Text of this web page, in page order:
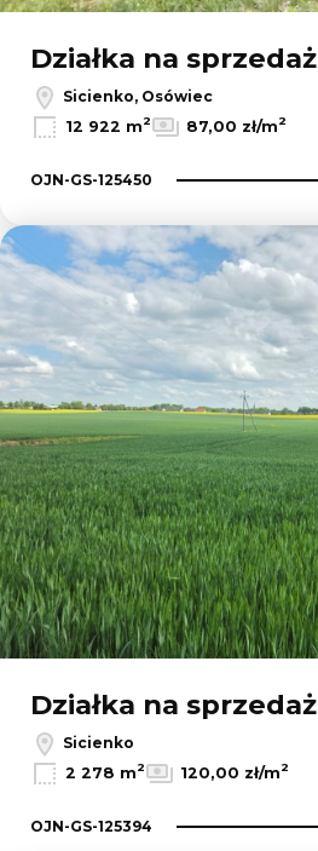
Działka na sprzedaż
Sicienko, Osówiec
12 922 m2 87,00 zł/m2
OJN-GS-125450
Działka na sprzedaż
Sicienko
2 278 m2 120,00 zł/m2
OJN-GS-125394